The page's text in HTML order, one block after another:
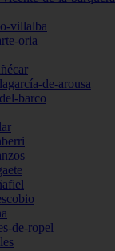
villalba
oria
de-arousa
barco
de-ropel